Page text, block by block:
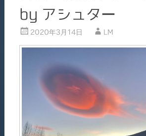
by アシュター
2020年3月14日 LM